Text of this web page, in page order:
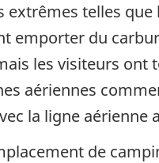
telles
emporter du
les visiteurs
aériennes
la ligne
de